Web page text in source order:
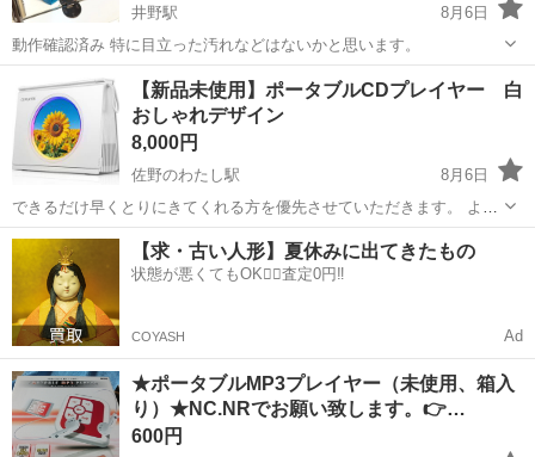
井野駅
8月6日
動作確認済み 特に目立った汚れなどはないかと思います。
高崎市 井野駅 ポータブルプレーヤー sony
【新品未使用】ポータブルCDプレイヤー 白
おしゃれデザイン
8,000円
佐野のわたし駅
8月6日
できるだけ早くとりにきてくれる方を優先させていただきます。 よろ
しくおねがいします。 「本」のようなデザインで、空間を格上げする
インテリアに】従来のcdプレーヤーの概念を覆す、洗練された「ブッ
ク型」デザイン。本棚に置けば、...
群馬 高崎市 佐野のわたし駅 ポータブルプレーヤー
【求・古い人形】夏休みに出てきたもの
状態が悪くてもOK🙆‍♀️査定0円‼️
COYASH Ad
★ポータブルMP3プレイヤー（未使用、箱入
り）★NC.NRでお願い致します。👉…
600円